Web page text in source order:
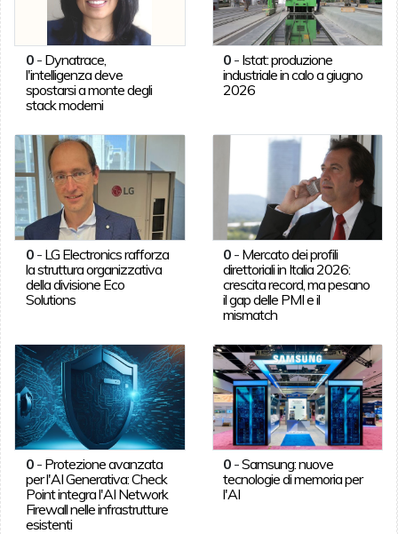
0- Dynatrace,
l'intelligenza deve
spostarsi a monte degli
stack moderni
0 - Istat: produzione
industriale in calo a giugno
2026
0- LG Electronics rafforza
la struttura organizzativa
della divisione Eco
Solutions
0 - Mercato dei profili
direttoriali in Italia 2026:
crescita record, ma pesano
il gap delle PMI e il
mismatch
0- Protezione avanzata
per l'AI Generativa: Check
Point integra l'AI Network
Firewall nelle infrastrutture
esistenti
0 -Samsung: nuove
tecnologie di memoria per
l'AI